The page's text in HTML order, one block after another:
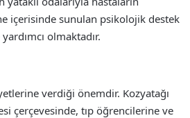
içerisinde sunulan psikolojik destek
olmaktadır.
verdiği önemdir. Kozyatağı
çerçevesinde, tıp öğrencilerine ve